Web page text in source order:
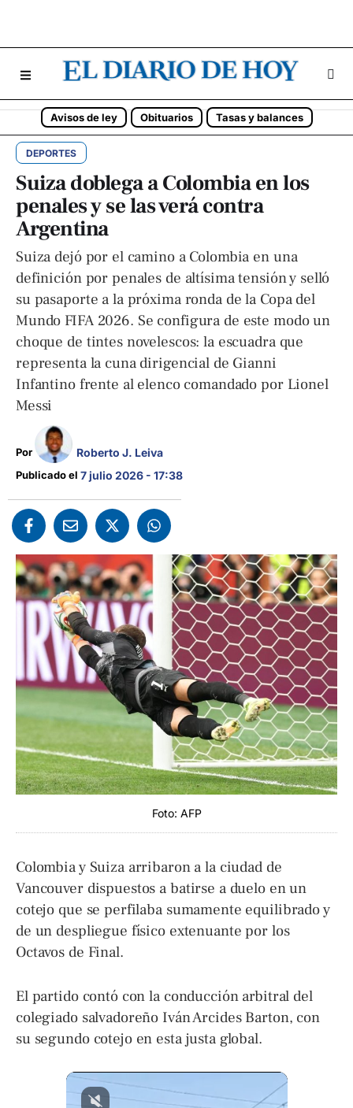
Avisos de ley Obituarios Tasas y balances
DEPORTES
Suiza doblega a Colombia en los
penales y se las verá contra
Argentina
Suiza dejó por el camino a Colombia en una
definición por penales de altísima tensión y selló
su pasaporte a la próxima ronda de la Copa del
Mundo FIFA 2026. Se configura de este modo un
choque de tintes novelescos: la escuadra que
representa la cuna dirigencial de Gianni
Infantino frente al elenco comandado por Lionel
Messi
Por Roberto J. Leiva
Publicado el 7 julio 2026 - 17:38
Foto: AFP
Colombia y Suiza arribaron a la ciudad de
Vancouver dispuestos a batirse a duelo en un
cotejo que se perfilaba sumamente equilibrado y
de un despliegue físico extenuante por los
Octavos de Final.
El partido contó con la conducción arbitral del
colegiado salvadoreño Iván Arcides Barton, con
su segundo cotejo en esta justa global.